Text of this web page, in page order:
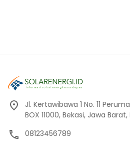
Jl. Kertawibawa 1 No. 11
BOX 11000, Bekasi, Jawa
08123456789